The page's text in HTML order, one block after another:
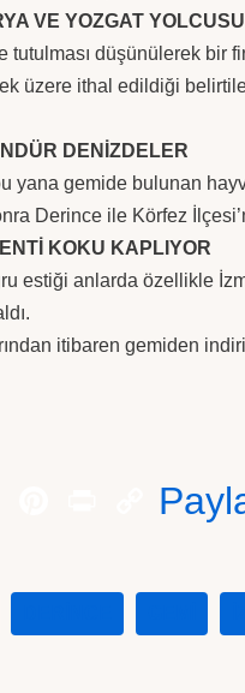
VE YOZGAT YOLCUSU
tutulması düşünülerek bir
üzere ithal edildiği
DENİZDELER
yana gemide bulunan
Derince ile Körfez
KOKU KAPLIYOR
estiği anlarda özellikle
itibaren gemiden